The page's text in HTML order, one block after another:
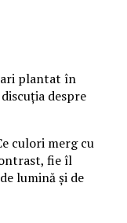
plantat în
despre
culori merg cu
fie îl
lumină și de